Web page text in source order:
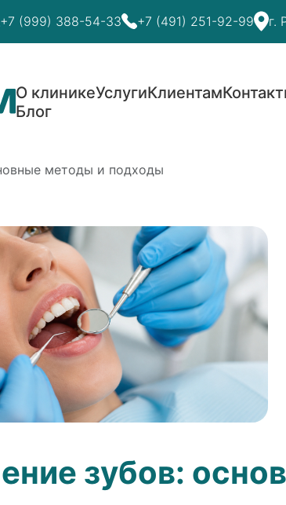
+7 (999) 388-54-33 +7 (491) 251-92-99 г.
О клиникеУслугиКлиентам
Блог
методы и подходы
зубов: